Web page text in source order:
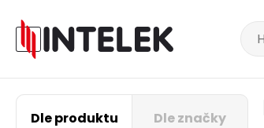
Dle produktu Dle značky